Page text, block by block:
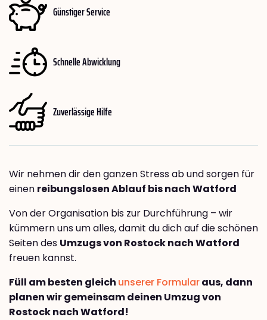
Günstiger Service
Schnelle Abwicklung
Zuverlässige Hilfe
Wir nehmen dir den ganzen Stress ab und sorgen für
einen reibungslosen Ablauf bis nach Watford
Von der Organisation bis zur Durchführung – wir
kümmern uns um alles, damit du dich auf die schönen
Seiten des Umzugs von Rostock nach Watford
freuen kannst.
Füll am besten gleich unserer Formularaus, dann
planen wir gemeinsam deinen Umzug von
Rostock nach Watford!